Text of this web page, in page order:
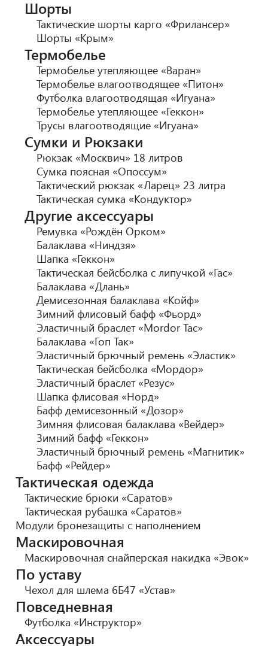
Шорты
Тактические шорты карго «Фрилансер»
Шорты «Крым»
Термобелье
Термобелье утепляющее «Варан»
Термобелье влагоотводящее «Питон»
Футболка влагоотводящая «Игуана»
Термобелье утепляющее «Геккон»
Трусы влагоотводящие «Игуана»
Сумки и Рюкзаки
Рюкзак «Москвич» 18 литров
Сумка поясная «Опоссум»
Тактический рюкзак «Ларец» 23 литра
Тактическая сумка «Кондуктор»
Другие аксессуары
Ремувка «Рождён Орком»
Балаклава «Ниндзя»
Шапка «Геккон»
Тактическая бейсболка с липучкой «Гас»
Балаклава «Длань»
Демисезонная балаклава «Койф»
Зимний флисовый бафф «Фьорд»
Эластичный браслет «Mordor Tac»
Балаклава «Гоп Так»
Эластичный брючный ремень «Эластик»
Тактическая бейсболка «Мордор»
Эластичный браслет «Резус»
Шапка флисовая «Норд»
Бафф демисезонный «Дозор»
Зимняя флисовая балаклава «Вейдер»
Зимний бафф «Геккон»
Эластичный брючный ремень «Магнитик»
Бафф «Рейдер»
Тактическая одежда
Тактические брюки «Саратов»
Тактическая рубашка «Саратов»
Модули бронезащиты с наполнением
Маскировочная
Маскировочная снайперская накидка «Эвок»
По уставу
Чехол для шлема 6Б47 «Устав»
Повседневная
Футболка «Инструктор»
Аксессуары